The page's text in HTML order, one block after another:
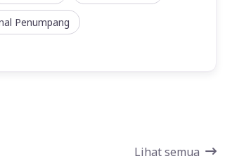
Penumpang
Lihat semua